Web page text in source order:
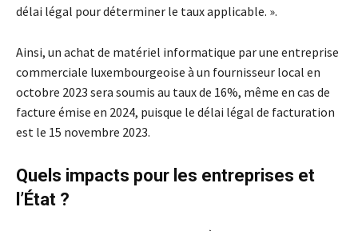
délai légal pour déterminer le taux applicable. ».
Ainsi, un achat de matériel informatique par une entreprise
commerciale luxembourgeoise à un fournisseur local en
octobre 2023 sera soumis au taux de 16%, même en cas de
facture émise en 2024, puisque le délai légal de facturation
est le 15 novembre 2023.
Quels impacts pour les entreprises et
l’État ?